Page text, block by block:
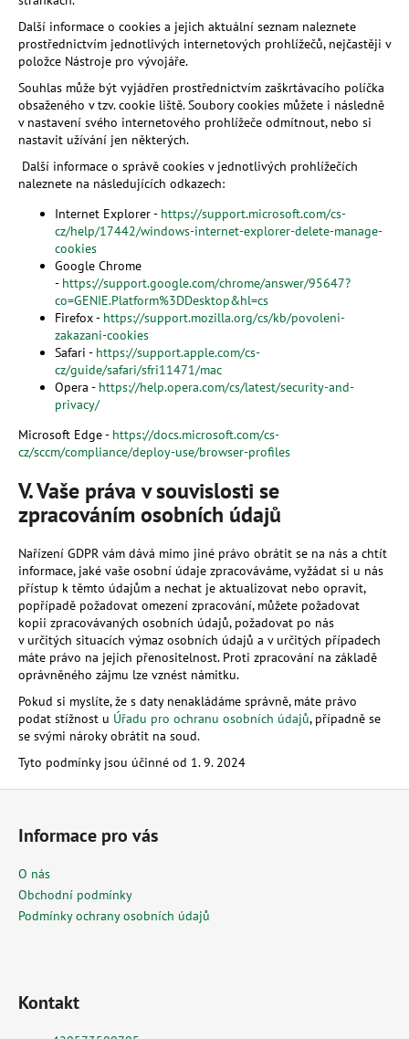
Další informace o cookies a jejich aktuální seznam naleznete
prostřednictvím jednotlivých internetových prohlížečů, nejčastěji v
položce Nástroje pro vývojáře.
Souhlas může být vyjádřen prostřednictvím zaškrtávacího políčka
obsaženého v tzv. cookie liště. Soubory cookies můžete i následně
v nastavení svého internetového prohlížeče odmítnout, nebo si
nastavit užívání jen některých.
Další informace o správě cookies v jednotlivých prohlížečích
naleznete na následujících odkazech:
Internet Explorer - https://support.microsoft.com/cs-
cz/help/17442/windows-internet-explorer-delete-manage-
cookies
Google Chrome
- https://support.google.com/chrome/answer/95647?
co=GENIE.Platform%3DDesktop&hl=cs
Firefox - https://support.mozilla.org/cs/kb/povoleni-
zakazani-cookies
Safari - https://support.apple.com/cs-
cz/guide/safari/sfri11471/mac
Opera - https://help.opera.com/cs/latest/security-and-
privacy/
Microsoft Edge - https://docs.microsoft.com/cs-
cz/sccm/compliance/deploy-use/browser-profiles
V. Vaše práva v souvislosti se
zpracováním osobních údajů
Nařízení GDPR vám dává mimo jiné právo obrátit se na nás a chtít
informace, jaké vaše osobní údaje zpracováváme, vyžádat si u nás
přístup k těmto údajům a nechat je aktualizovat nebo opravit,
popřípadě požadovat omezení zpracování, můžete požadovat
kopii zpracovávaných osobních údajů, požadovat po nás
v určitých situacích výmaz osobních údajů a v určitých případech
máte právo na jejich přenositelnost. Proti zpracování na základě
oprávněného zájmu lze vznést námitku.
Pokud si myslíte, že s daty nenakládáme správně, máte právo
podat stížnost u Úřadu pro ochranu osobních údajů, případně se
se svými nároky obrátit na soud.
Tyto podmínky jsou účinné od 1. 9. 2024
Informace pro vás
O nás
Obchodní podmínky
Podmínky ochrany osobních údajů
Kontakt